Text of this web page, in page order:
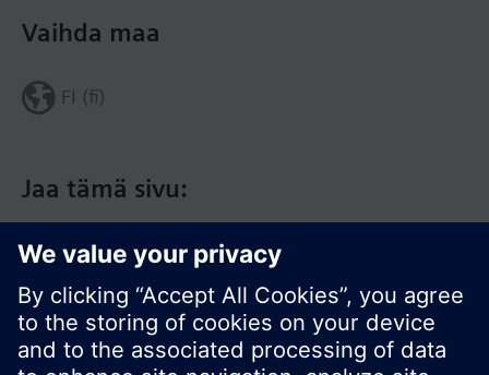
Jaa tämä sivu:
Vaihda maa
FI (fi)